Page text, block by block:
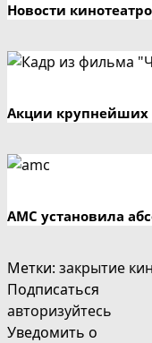
Новости
Акции крупнейших
AMC установила
Метки: закрытие
Подписаться
авторизуйтесь
Уведомить о